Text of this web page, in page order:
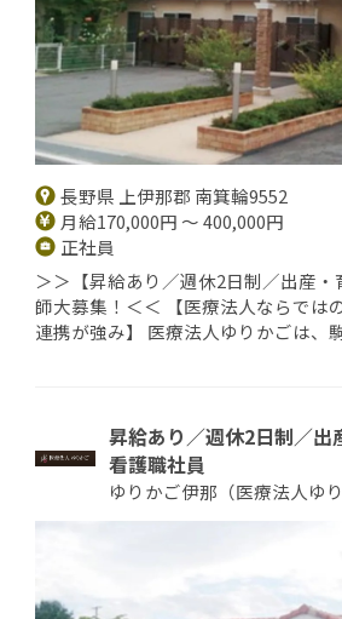
長野県 上伊那郡 南箕輪9552
月給170,000円 ～ 400,000円
正社員
＞＞【昇給あり／週休2日制／出産
師大募集！＜＜ 【医療法人ならでは
連携が強み】 医療法人ゆりかごは、
昇給あり／週休2日制／出
看護職社員
ゆりかご伊那（医療法人ゆり